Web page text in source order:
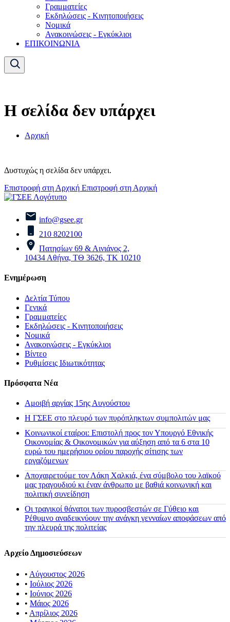
Γραμματείες
Εκδηλώσεις - Κινητοποιήσεις
Νομικά
Ανακοινώσεις - Εγκύκλιοι
ΕΠΙΚΟΙΝΩΝΙΑ
Η σελίδα δεν υπάρχει
Αρχική
Δυστυχώς η σελίδα δεν υπάρχει.
Επιστροφή στη Αρχική Επιστροφή στη Αρχική
info@gsee.gr
210 8202100
Πατησίων 69 & Αινιάνος 2,
10434 Αθήνα, ΤΘ 3626, ΤΚ 10210
Ενημέρωση
Δελτία Τύπου
Γενικά
Γραμματείες
Εκδηλώσεις - Κινητοποιήσεις
Νομικά
Ανακοινώσεις - Εγκύκλιοι
Βίντεο
Ρυθμίσεις Ιδιωτικότητας
Πρόσφατα Νέα
Αμοιβή αργίας 15ης Αυγούστου
H ΓΣΕΕ στο πλευρό των πυρόπληκτων συμπολιτών μας
Κοινωνικοί εταίροι: Επιστολή προς τον Υπουργό Εθνικής
Οικονομίας & Οικονομικών για αύξηση από τα 6 στα 10
ευρώ του ημερήσιου ορίου παροχής σίτισης των
εργαζόμενων
Αποχαιρετούμε τον Λάκη Χαλκιά, ένα σύμβολο του λαϊκού
μας τραγουδιού κι έναν άνθρωπο με βαθιά κοινωνική και
πολιτική συνείδηση
Οι τραγικοί θάνατοι των πυροσβεστών σε Γύθειο και
Ρέθυμνο αναδεικνύουν την ανάγκη γενναίων αποφάσεων από
την πλευρά της πολιτείας
Αρχείο Δημοσιεύσεων
• Αύγουστος 2026
• Ιούλιος 2026
• Ιούνιος 2026
• Μάιος 2026
• Απρίλιος 2026